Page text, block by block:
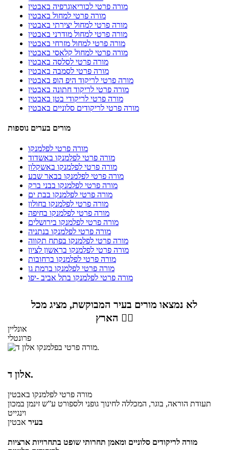
מורה פרטי לכוריאוגרפיה באבטין
מורה פרטי למחול באבטין
מורה פרטי למחול יצירתי באבטין
מורה פרטי למחול מודרני באבטין
מורה פרטי למחול מזרחי באבטין
מורה פרטי למחול קלאסי באבטין
מורה פרטי לסלסה באבטין
מורה פרטי לסמבה באבטין
מורה פרטי לריקוד היפ הופ באבטין
מורה פרטי לריקוד חתונה באבטין
מורה פרטי לריקודי בטן באבטין
מורה פרטי לריקודים סלוניים באבטין
מורים בערים נוספות
מורה פרטי לפלמנקו
מורה פרטי לפלמנקו באשדוד
מורה פרטי לפלמנקו באשקלון
מורה פרטי לפלמנקו בבאר שבע
מורה פרטי לפלמנקו בבני ברק
מורה פרטי לפלמנקו בבת ים
מורה פרטי לפלמנקו בחולון
מורה פרטי לפלמנקו בחיפה
מורה פרטי לפלמנקו בירושלים
מורה פרטי לפלמנקו בנתניה
מורה פרטי לפלמנקו בפתח תקווה
מורה פרטי לפלמנקו בראשון לציון
מורה פרטי לפלמנקו ברחובות
מורה פרטי לפלמנקו ברמת גן
מורה פרטי לפלמנקו בתל אביב -יפו
לא נמצאו מורים בעיר המבוקשת, מציג מכל
הארץ 👇🏼
אונליין
פרונטלי
אלון ד.
מורה פרטי לפלמנקו באבטין
תעודת הוראה, בוגר, המכללה לחינוך גופני ולספורט ע”ש זינמן במכון
וינגייט
בעיר אבטין
מורה לריקודים סלוניים ומאמן תחרותי שופט בתחרויות ארציות